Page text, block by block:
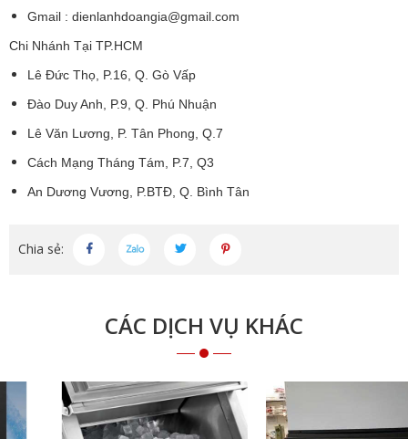
Gmail : dienlanhdoangia@gmail.com
Chi Nhánh Tại TP.HCM
Lê Đức Thọ, P.16, Q. Gò Vấp
Đào Duy Anh, P.9, Q. Phú Nhuận
Lê Văn Lương, P. Tân Phong, Q.7
Cách Mạng Tháng Tám, P.7, Q3
An Dương Vương, P.BTĐ, Q. Bình Tân
Chia sẻ:
CÁC DỊCH VỤ KHÁC